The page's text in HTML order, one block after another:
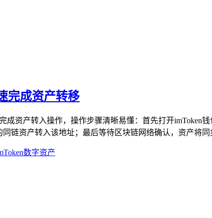
完成资产转移
成资产转入操作，操作步骤清晰易懂：首先打开imToken
链资产转入该地址；最后等待区块链网络确认，资产将
数字资产